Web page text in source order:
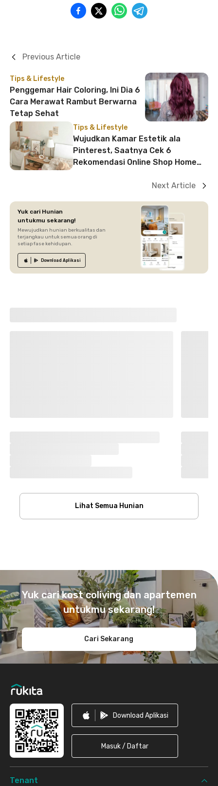
Tips & Lifestyle
Penggemar Hair Coloring, Ini Dia 6
Cara Merawat Rambut Berwarna
Tetap Sehat
Previous Article
Tips & Lifestyle
Wujudkan Kamar Estetik ala
Pinterest, Saatnya Cek 6
Rekomendasi Online Shop Home
Next Article
Yuk cari Hunian
untukmu sekarang!
Mewujudkan hunian berkualitas dan
terjangkau untuk semua orang di
setiap fase kehidupan.
Download Aplikasi
Lihat Semua Hunian
Yuk cari kost coliving dan apartemen
untukmu sekarang!
Cari Sekarang
Download Aplikasi
Masuk / Daftar
Tenant